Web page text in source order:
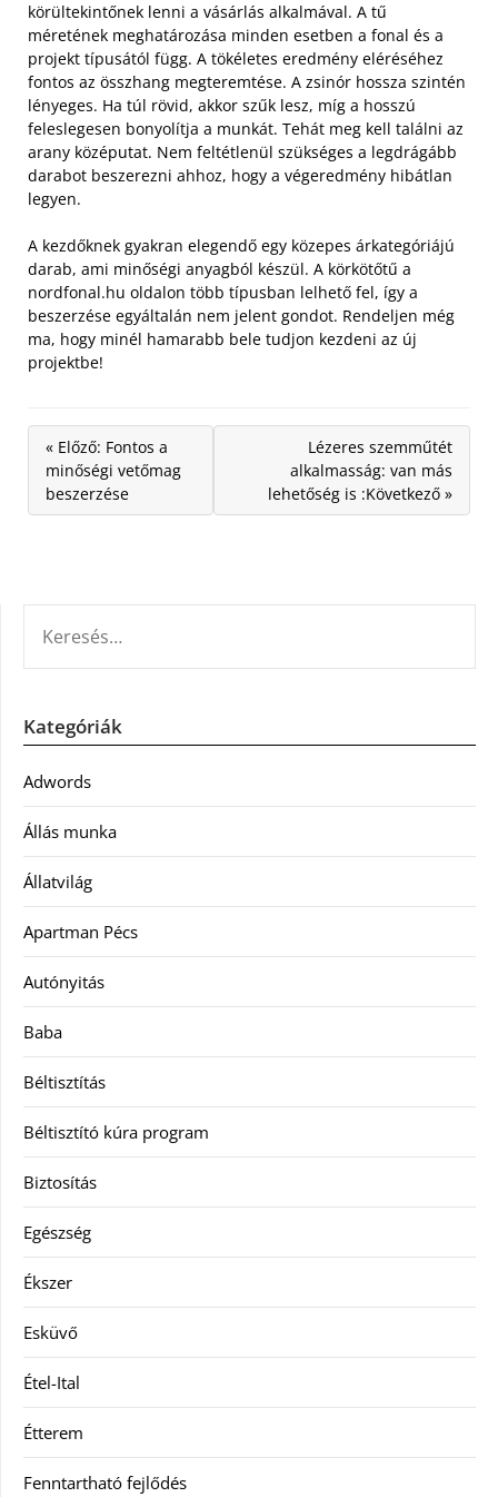
körültekintőnek lenni a vásárlás alkalmával. A tű
méretének meghatározása minden esetben a fonal és a
projekt típusától függ. A tökéletes eredmény eléréséhez
fontos az összhang megteremtése. A zsinór hossza szintén
lényeges. Ha túl rövid, akkor szűk lesz, míg a hosszú
feleslegesen bonyolítja a munkát. Tehát meg kell találni az
arany középutat. Nem feltétlenül szükséges a legdrágább
darabot beszerezni ahhoz, hogy a végeredmény hibátlan
legyen.
A kezdőknek gyakran elegendő egy közepes árkategóriájú
darab, ami minőségi anyagból készül. A körkötőtű a
nordfonal.hu oldalon több típusban lelhető fel, így a
beszerzése egyáltalán nem jelent gondot. Rendeljen még
ma, hogy minél hamarabb bele tudjon kezdeni az új
projektbe!
« Előző: Fontos a
minőségi vetőmag
beszerzése
Lézeres szemműtét
alkalmasság: van más
lehetőség is :Következő »
Kategóriák
Adwords
Állás munka
Állatvilág
Apartman Pécs
Autónyitás
Baba
Béltisztítás
Béltisztító kúra program
Biztosítás
Egészség
Ékszer
Esküvő
Étel-Ital
Étterem
Fenntartható fejlődés